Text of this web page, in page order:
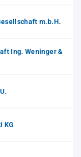
m.b.H.
Ing. Weninger &
KG